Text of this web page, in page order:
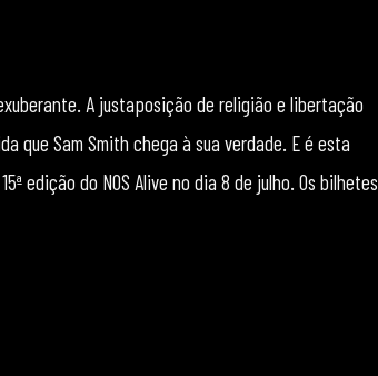
A justaposição de religião e libertação
que Sam Smith chega à sua verdade. E é esta
edição do NOS Alive no dia 8 de julho. Os bilhetes